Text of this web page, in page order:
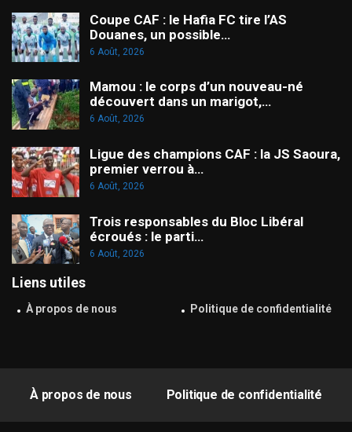
Coupe CAF : le Hafia FC tire l’AS
Douanes, un possible…
6 Août, 2026
Mamou : le corps d’un nouveau-né
découvert dans un marigot,…
6 Août, 2026
Ligue des champions CAF : la JS Saoura,
premier verrou à…
6 Août, 2026
Trois responsables du Bloc Libéral
écroués : le parti…
6 Août, 2026
Liens utiles
À propos de nous Politique de confidentialité
À propos de nous Politique de confidentialité